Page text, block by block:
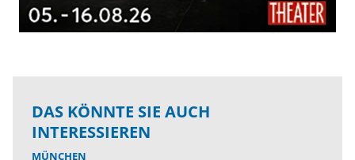
DAS KÖNNTE SIE AUCH
INTERESSIEREN
MÜNCHEN